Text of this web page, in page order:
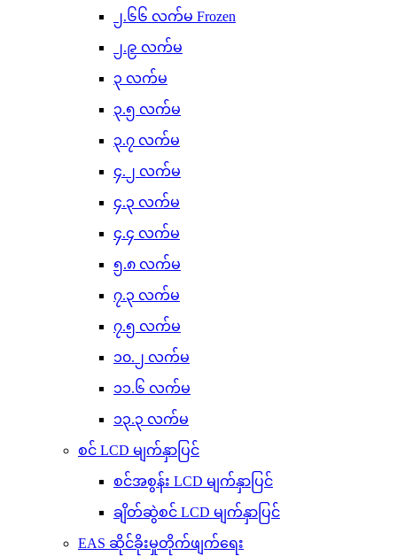
၂.၆၆ လက်မ Frozen
၂.၉ လက်မ
၃ လက်မ
၃.၅ လက်မ
၃.၇ လက်မ
၄.၂ လက်မ
၄.၃ လက်မ
၄.၄ လက်မ
၅.၈ လက်မ
၇.၃ လက်မ
၇.၅ လက်မ
၁၀.၂ လက်မ
၁၁.၆ လက်မ
၁၃.၃ လက်မ
စင် LCD မျက်နှာပြင်
စင်အစွန်း LCD မျက်နှာပြင်
ချိတ်ဆွဲစင် LCD မျက်နှာပြင်
EAS ဆိုင်ခိုးမှုတိုက်ဖျက်ရေး